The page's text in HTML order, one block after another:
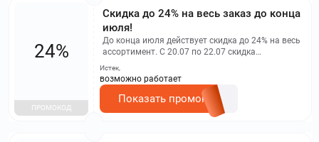
Скидка до 24% на весь заказ до конца
июля!
До конца июля действует скидка до 24% на весь
ассортимент. С 20.07 по 22.07 скидка
составляет 12%, с 23.07 по 25.07 - 15%, с 26.07 по
28.07 - 18%, а с 29.07 по 31.07 - 24%. Промокод
на скидку распространяется на все товары до
конца июля и не суммируется с другими
акциями и предложениями.
24%
ПРОМОКОД
Истек,
возможно работает
Показать промокод